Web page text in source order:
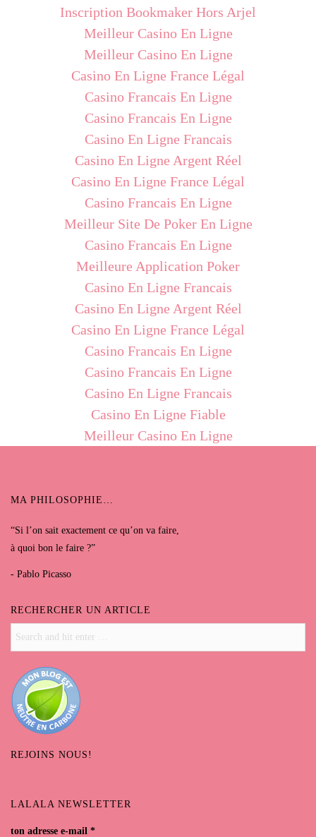
Inscription Bookmaker Hors Arjel
Meilleur Casino En Ligne
Meilleur Casino En Ligne
Casino En Ligne France Légal
Casino Francais En Ligne
Casino Francais En Ligne
Casino En Ligne Francais
Casino En Ligne Argent Réel
Casino En Ligne France Légal
Casino Francais En Ligne
Meilleur Site De Poker En Ligne
Casino Francais En Ligne
Meilleure Application Poker
Casino En Ligne Francais
Casino En Ligne Argent Réel
Casino En Ligne France Légal
Casino Francais En Ligne
Casino Francais En Ligne
Casino En Ligne Francais
Casino En Ligne Fiable
Meilleur Casino En Ligne
MA PHILOSOPHIE…
“Si l’on sait exactement ce qu’on va faire,
à quoi bon le faire ?”
- Pablo Picasso
RECHERCHER UN ARTICLE
REJOINS NOUS!
LALALA NEWSLETTER
ton adresse e-mail *